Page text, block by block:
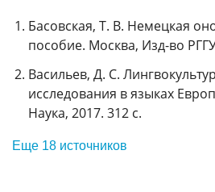
Басовская, Т. В. Немецкая
пособие. Москва, Изд-во
Васильев, Д. С.
исследования в языках
Наука, 2017. 312 с.
Еще 18 источников